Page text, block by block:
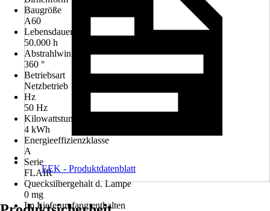
Baugröße
A60
Lebensdauer
50.000 h
Abstrahlwinkel
360 °
Betriebsart
Netzbetrieb
Hz
50 Hz
Kilowattstunden/1000h
4 kWh
Energieeffizienzklasse
A
Serie
FLAIR
Quecksilbergehalt d. Lampe
0 mg
Im Lieferumfang enthalten
EEK - Produktdatenblatt